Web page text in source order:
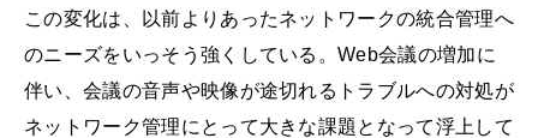
この変化は、以前よりあったネットワークの統合管理へ
のニーズをいっそう強くしている。Web会議の増加に
伴い、会議の音声や映像が途切れるトラブルへの対処が
ネットワーク管理にとって大きな課題となって浮上して